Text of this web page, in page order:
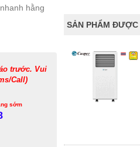
hằng
trước. Vui
Call)
sớm
SẢN PHẨM ĐƯỢC